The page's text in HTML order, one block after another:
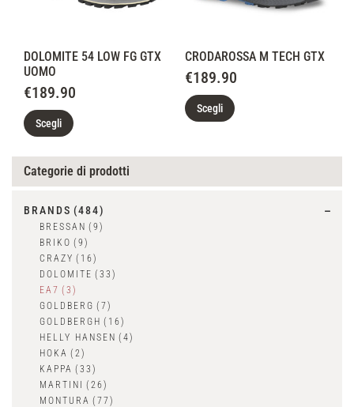
DOLOMITE 54 LOW FG GTX
UOMO
€189.90
Scegli
CRODAROSSA M TECH GTX
€189.90
Scegli
Categorie di prodotti
BRANDS (484)
BRESSAN (9)
BRIKO (9)
CRAZY (16)
DOLOMITE (33)
EA7 (3)
GOLDBERG (7)
GOLDBERGH (16)
HELLY HANSEN (4)
HOKA (2)
KAPPA (33)
MARTINI
(26)
MONTURA (77)